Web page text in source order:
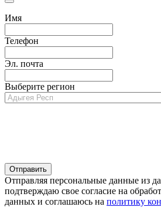
Имя
Телефон
Эл. почта
Выберите регион
Отправляя персональные данные из
подтверждаю свое согласие на
данных и соглашаюсь на политику